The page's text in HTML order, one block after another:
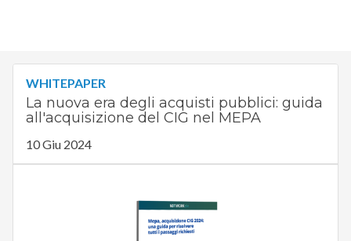
WHITEPAPER
La nuova era degli acquisti pubblici: guida
all'acquisizione del CIG nel MEPA
10 Giu 2024